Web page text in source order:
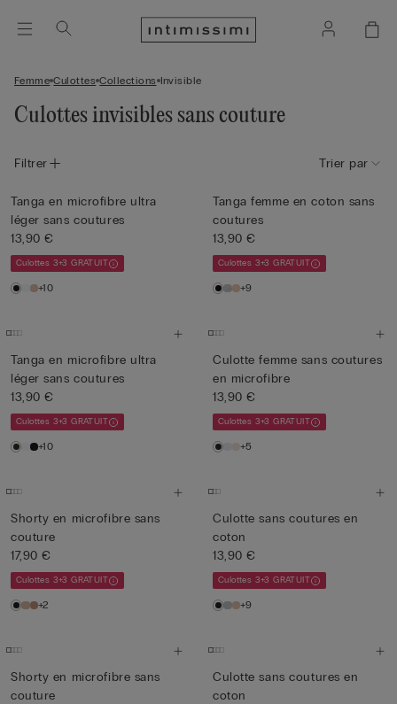
Femme Culottes Collections Invisible
Culottes invisibles sans couture
Filtrer Trier par
Tanga en microfibre ultra
léger sans coutures
13,90 €
Culottes 3+3 GRATUIT
+10
Tanga femme en coton sans
coutures
13,90 €
Culottes 3+3 GRATUIT
+9
Tanga en microfibre ultra
léger sans coutures
13,90 €
Culottes 3+3 GRATUIT
+10
Culotte femme sans coutures
en microfibre
13,90 €
Culottes 3+3 GRATUIT
+5
Shorty en microfibre sans
couture
17,90 €
Culottes 3+3 GRATUIT
+2
Culotte sans coutures en
coton
13,90 €
Culottes 3+3 GRATUIT
+9
Shorty en microfibre sans
couture
Culotte sans coutures en
coton